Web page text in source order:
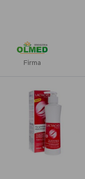
Firma